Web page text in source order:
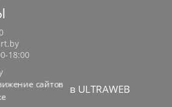
18:00
в ULTRAWEB